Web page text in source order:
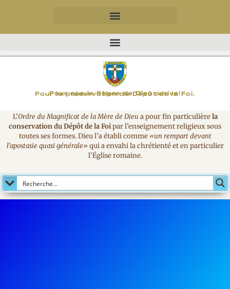
Pour la préservation du Dépôt de la Foi.
Pour que le Règne de Dieu arrive!
MAGNIFICAT
L’Ordre du Magnificat de la Mère de Dieu a pour fin particulièrela
conservation du Dépôt de la Foipar l’enseignement religieux sous
toutes ses formes. Dieu l’a établi comme«un rempart devant
l’apostasie quasi générale» qui a envahi la chrétienté et en particulier
l’Église romaine.